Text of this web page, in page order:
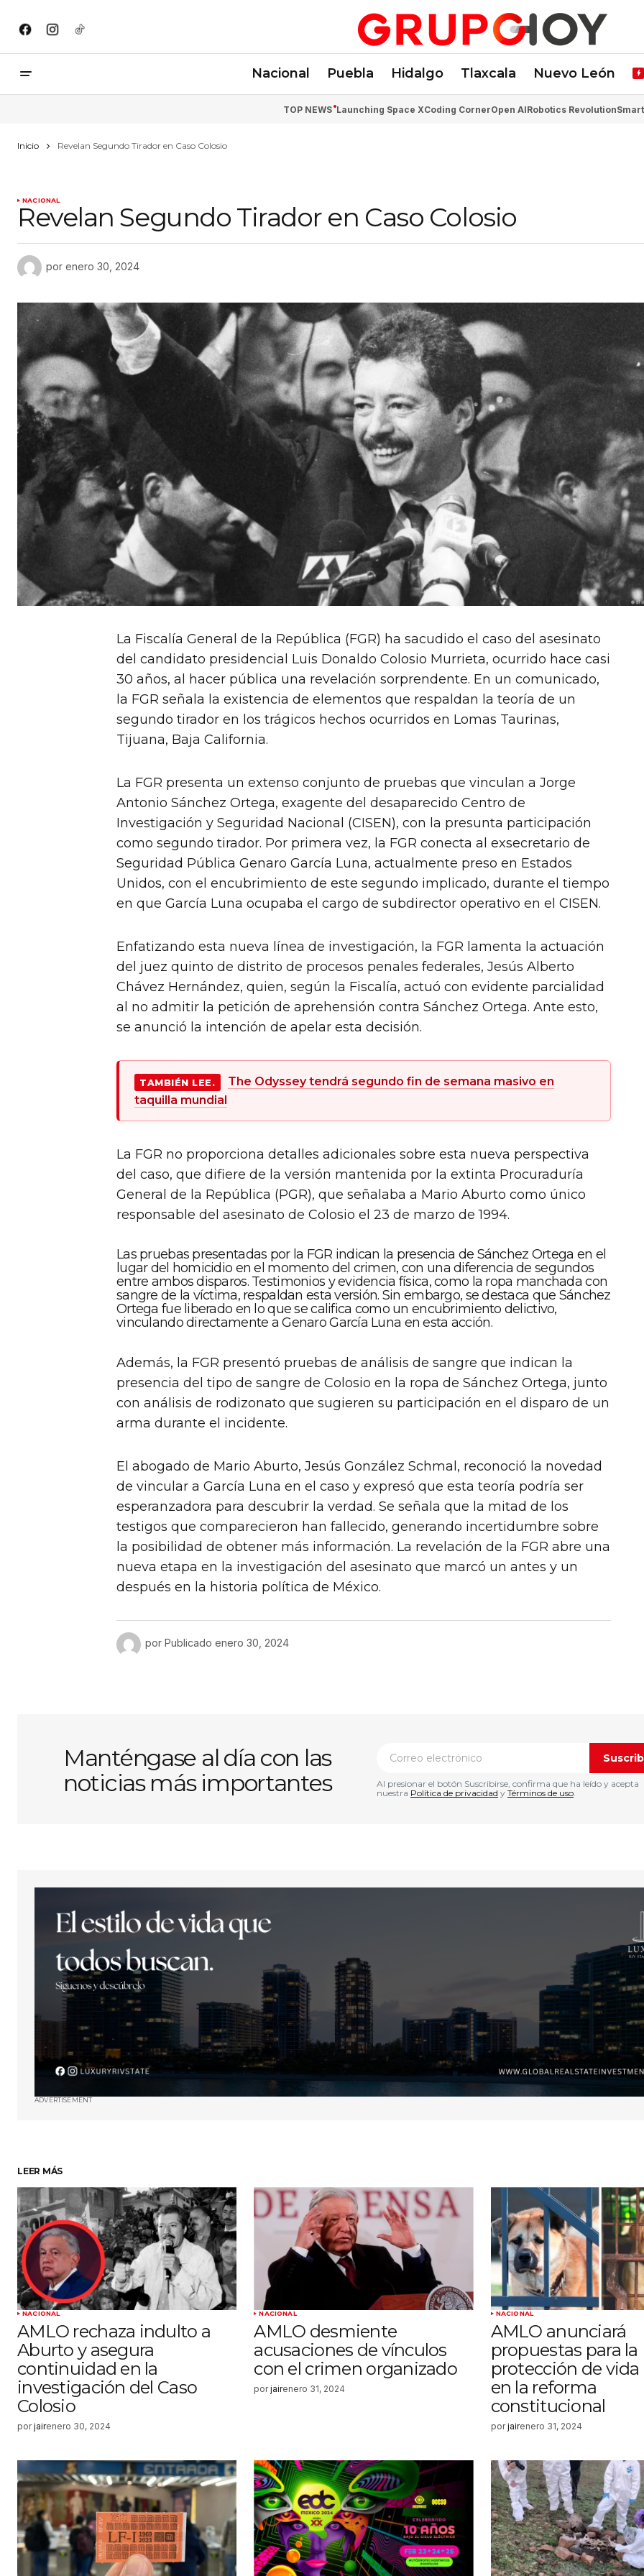
Nacional Puebla Hidalgo Tlaxcala Nuevo León
TOP NEWS Launching Space XCoding CornerOpen AIRobotics Revolution
Inicio Revelan Segundo Tirador en Caso Colosio
NACIONAL
Revelan Segundo Tirador en Caso Colosio
por enero 30, 2024
La Fiscalía General de la República (FGR) ha sacudido el caso del asesinato
del candidato presidencial Luis Donaldo Colosio Murrieta, ocurrido hace casi
30 años, al hacer pública una revelación sorprendente. En un comunicado,
la FGR señala la existencia de elementos que respaldan la teoría de un
segundo tirador en los trágicos hechos ocurridos en Lomas Taurinas,
Tijuana, Baja California.
La FGR presenta un extenso conjunto de pruebas que vinculan a Jorge
Antonio Sánchez Ortega, exagente del desaparecido Centro de
Investigación y Seguridad Nacional (CISEN), con la presunta participación
como segundo tirador. Por primera vez, la FGR conecta al exsecretario de
Seguridad Pública Genaro García Luna, actualmente preso en Estados
Unidos, con el encubrimiento de este segundo implicado, durante el tiempo
en que García Luna ocupaba el cargo de subdirector operativo en el CISEN.
Enfatizando esta nueva línea de investigación, la FGR lamenta la actuación
del juez quinto de distrito de procesos penales federales, Jesús Alberto
Chávez Hernández, quien, según la Fiscalía, actuó con evidente parcialidad
al no admitir la petición de aprehensión contra Sánchez Ortega. Ante esto,
se anunció la intención de apelar esta decisión.
TAMBIÉN LEE.
The Odyssey tendrá segundo fin de semana masivo en
taquilla mundial
La FGR no proporciona detalles adicionales sobre esta nueva perspectiva
del caso, que difiere de la versión mantenida por la extinta Procuraduría
General de la República (PGR), que señalaba a Mario Aburto como único
responsable del asesinato de Colosio el 23 de marzo de 1994.
Las pruebas presentadas por la FGR indican la presencia de Sánchez Ortega en el
lugar del homicidio en el momento del crimen, con una diferencia de segundos
entre ambos disparos. Testimonios y evidencia física, como la ropa manchada con
sangre de la víctima, respaldan esta versión. Sin embargo, se destaca que Sánchez
Ortega fue liberado en lo que se califica como un encubrimiento delictivo,
vinculando directamente a Genaro García Luna en esta acción.
Además, la FGR presentó pruebas de análisis de sangre que indican la
presencia del tipo de sangre de Colosio en la ropa de Sánchez Ortega, junto
con análisis de rodizonato que sugieren su participación en el disparo de un
arma durante el incidente.
El abogado de Mario Aburto, Jesús González Schmal, reconoció la novedad
de vincular a García Luna en el caso y expresó que esta teoría podría ser
esperanzadora para descubrir la verdad. Se señala que la mitad de los
testigos que comparecieron han fallecido, generando incertidumbre sobre
la posibilidad de obtener más información. La revelación de la FGR abre una
nueva etapa en la investigación del asesinato que marcó un antes y un
después en la historia política de México.
por Publicado enero 30, 2024
Manténgase al día con las
noticias más importantes
Al presionar el botón Suscribirse, confirma que ha leído y acepta
nuestra Política de privacidad y Términos de uso.
ADVERTISEMENT
LEER MÁS
NACIONAL
AMLO rechaza indulto a
Aburto y asegura
continuidad en la
investigación del Caso
Colosio
por jairenero 30, 2024
NACIONAL
AMLO desmiente
acusaciones de vínculos
con el crimen organizado
por jairenero 31, 2024
NACIONAL
AMLO anunciará
propuestas para la
protección de
en la reforma
constitucional
por jairenero 31, 2024